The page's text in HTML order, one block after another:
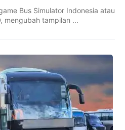
Bus Simulator Indonesia atau
mengubah tampilan ...